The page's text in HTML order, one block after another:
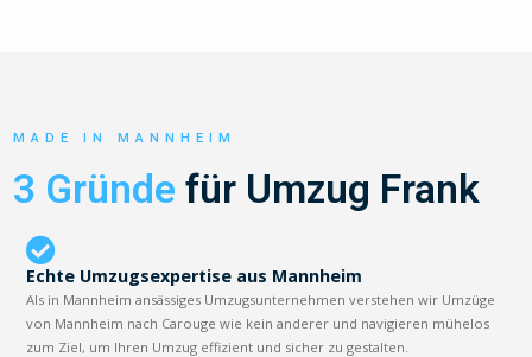
MADE IN MANNHEIM
3 Gründe für Umzug Frank
Echte Umzugsexpertise aus Mannheim
Als in Mannheim ansässiges Umzugsunternehmen verstehen wir Umzüge
von Mannheim nach Carouge wie kein anderer und navigieren mühelos
zum Ziel, um Ihren Umzug effizient und sicher zu gestalten.